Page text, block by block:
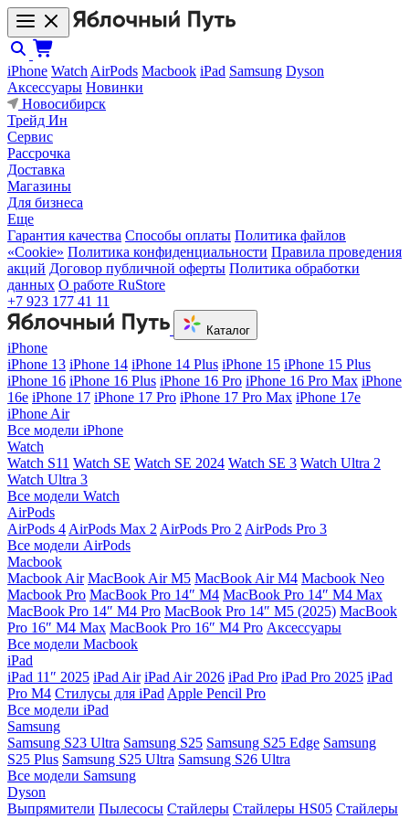
iPhone Watch AirPods Macbook iPad Samsung Dyson
Аксессуары Новинки
Новосибирск
Трейд Ин
Сервис
Рассрочка
Доставка
Магазины
Для бизнеса
Еще
Гарантия качества Способы оплаты Политика файлов
«Cookie» Политика конфиденциальности Правила проведения
акций Договор публичной оферты Политика обработки
данных О работе RuStore
+7 923 177 41 11
Каталог
iPhone
iPhone 13 iPhone 14 iPhone 14 Plus iPhone 15 iPhone 15 Plus
iPhone 16 iPhone 16 Plus iPhone 16 Pro iPhone 16 Pro Max iPhone
16e iPhone 17 iPhone 17 Pro iPhone 17 Pro Max iPhone 17e
iPhone Air
Все модели iPhone
Watch
Watch S11 Watch SE Watch SE 2024 Watch SE 3 Watch Ultra 2
Watch Ultra 3
Все модели Watch
AirPods
AirPods 4 AirPods Max 2 AirPods Pro 2 AirPods Pro 3
Все модели AirPods
Macbook
Macbook Air MacBook Air M5 MacBook Air М4 Macbook Neo
Macbook Pro MacBook Pro 14″ M4 MacBook Pro 14″ M4 Max
MacBook Pro 14″ M4 Pro MacBook Pro 14″ M5 (2025) MacBook
Pro 16″ M4 Max MacBook Pro 16″ M4 Pro Аксессуары
Все модели Macbook
iPad
iPad 11″ 2025 iPad Air iPad Air 2026 iPad Pro iPad Pro 2025 iPad
Pro M4 Стилусы для iPad Apple Pencil Pro
Все модели iPad
Samsung
Samsung S23 Ultra Samsung S25 Samsung S25 Edge Samsung
S25 Plus Samsung S25 Ultra Samsung S26 Ultra
Все модели Samsung
Dyson
Выпрямители Пылесосы Стайлеры Стайлеры HS05 Стайлеры